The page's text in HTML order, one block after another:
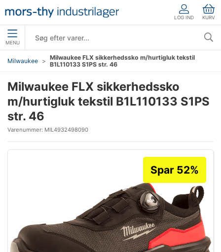
LOG IND KURV
MENU
Milwaukee
Milwaukee FLX sikkerhedssko m/hurtigluk tekstil
B1L110133 S1PS str. 46
Milwaukee FLX sikkerhedssko
m/hurtigluk tekstil B1L110133 S1PS
str. 46
Varenummer: MIL4932498090
Spar 52%